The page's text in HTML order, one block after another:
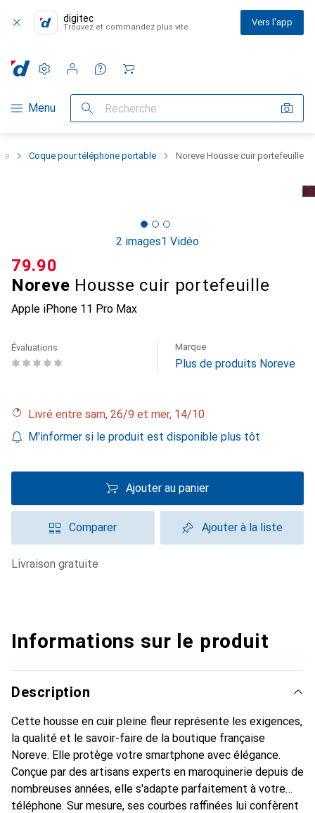
digitec
Trouvez et commandez plus vite Vers l'app
Navigation par catégorie
Menu Recherche
Paramètres
Compte client
Listes de comparaison
Listes d'envies
Panier
Coque pour téléphone portable Noreve Housse cuir portefeuille
2 images1 Vidéo
Noreve Housse cuir portefeuille
Apple iPhone 11 Pro Max
CHF
79.90
Évaluations Marque
Plus de produits Noreve
Livré entre sam, 26/9 et mer, 14/10
M'informer si le produit est disponible plus tôt
Ajouter au panier
Comparer Ajouter à la liste
livraison gratuite
Informations sur le produit
Description
Cette housse en cuir pleine fleur représente les exigences,
la qualité et le savoir-faire de la boutique française
Noreve. Elle protège votre smartphone avec élégance.
Conçue par des artisans experts en maroquinerie depuis de
nombreuses années, elle s'adapte parfaitement à votre
téléphone. Sur mesure, ses courbes raffinées lui confèrent